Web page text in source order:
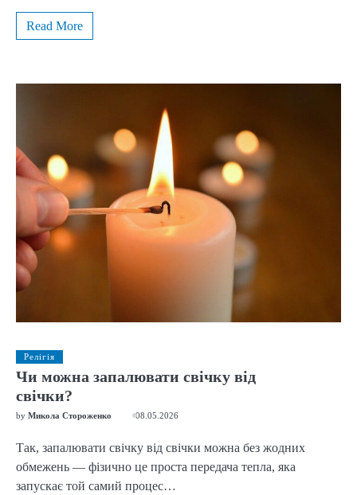
Read More
Релігія
Чи можна запалювати свічку від
свічки?
by Микола Стороженко 08.05.2026
Так, запалювати свічку від свічки можна без жодних
обмежень — фізично це проста передача тепла, яка
запускає той самий процес…